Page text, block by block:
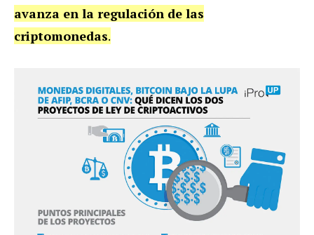
avanza en la regulación de las
criptomonedas.